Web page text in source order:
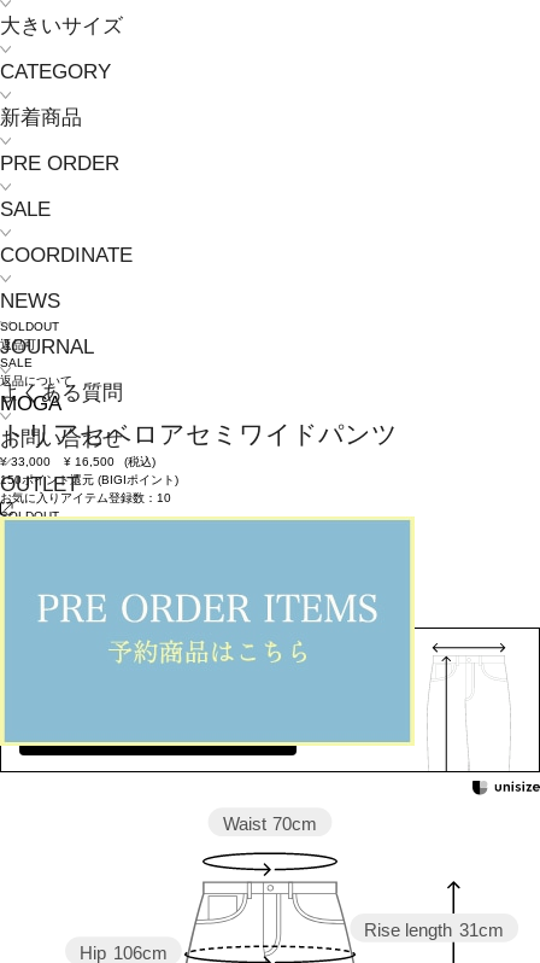
大きいサイズ
CATEGORY
新着商品
PRE ORDER
SALE
COORDINATE
NEWS
JOURNAL
よくある質問
お問い合わせ
OUTLET
SOLDOUT
返品可
SALE
返品について
MOGA
トリアセベロアセミワイドパンツ
¥ 33,000 ¥ 16,500
(税込)
150ポイント還元 (BIGIポイント)
お気に入りアイテム登録数： 10
SOLDOUT
158cm 51kgRecommended
Rise length 31cm
Hip 106cm
Waist 70cm